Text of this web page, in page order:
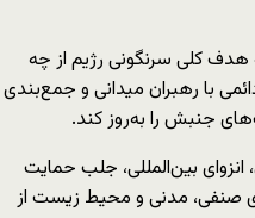
هدف کلی سرنگونی رژیم از چه
با رهبران میدانی و جمع‌بندی
جنبش را به‌روز کند.
انزوای بین‌المللی، جلب حمایت
صنفی، مدنی و محیط زیست از